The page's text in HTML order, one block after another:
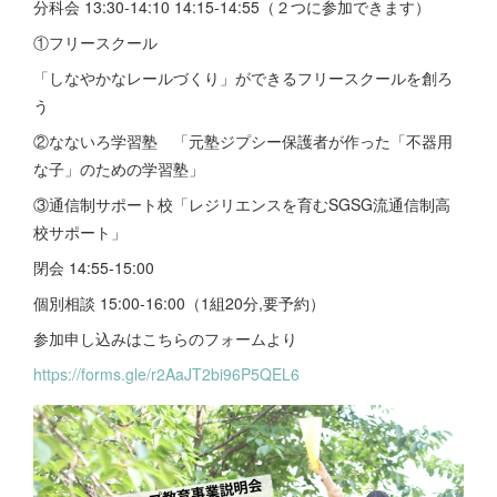
分科会 13:30-14:10 14:15-14:55（２つに参加できます）
①フリースクール
「しなやかなレールづくり」ができるフリースクールを創ろ
う
②なないろ学習塾 「元塾ジプシー保護者が作った「不器用
な子」のための学習塾」
③通信制サポート校「レジリエンスを育むSGSG流通信制高
校サポート」
閉会 14:55-15:00
個別相談 15:00-16:00（1組20分,要予約）
参加申し込みはこちらのフォームより
https://forms.gle/r2AaJT2bi96P5QEL6